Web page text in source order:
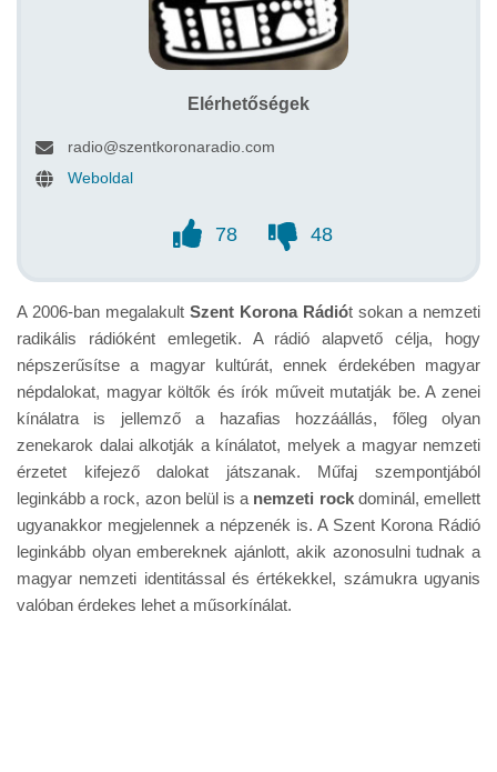
Elérhetőségek
radio@szentkoronaradio.com
Weboldal
78 48
A 2006-ban megalakult Szent Korona Rádiót sokan a nemzeti
radikális rádióként emlegetik. A rádió alapvető célja, hogy
népszerűsítse a magyar kultúrát, ennek érdekében magyar
népdalokat, magyar költők és írók műveit mutatják be. A zenei
kínálatra is jellemző a hazafias hozzáállás, főleg olyan
zenekarok dalai alkotják a kínálatot, melyek a magyar nemzeti
érzetet kifejező dalokat játszanak. Műfaj szempontjából
leginkább a rock, azon belül is a nemzeti rockdominál, emellett
ugyanakkor megjelennek a népzenék is. A Szent Korona Rádió
leginkább olyan embereknek ajánlott, akik azonosulni tudnak a
magyar nemzeti identitással és értékekkel, számukra ugyanis
valóban érdekes lehet a műsorkínálat.